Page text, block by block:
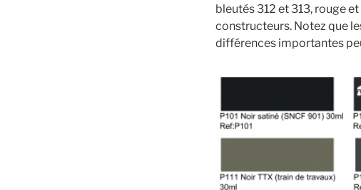
bleutés 312 et 313, rouge
constructeurs. Notez que
différences importantes